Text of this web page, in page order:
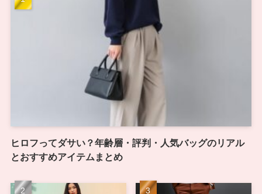
ヒロフってダサい？年齢層・評判・人気バッグのリアル
とおすすめアイテムまとめ